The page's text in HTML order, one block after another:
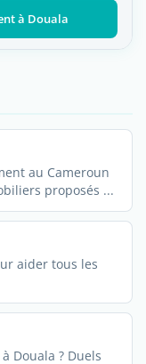
à Douala
au Cameroun
proposés ...
aider tous les
Douala ? Duels